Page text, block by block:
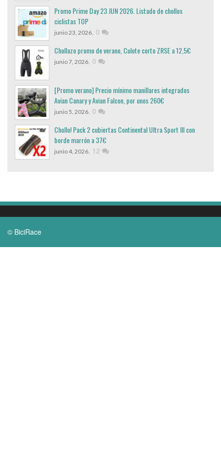
Promo Prime Day 23 JUN 2026. Listado de chollos
ciclistas TOP
junio 23, 2026 0
Chollazo promo de verano, Culote corto ZRSE a 12,5€
junio 7, 2026 0
[Promo verano] Precio mínimo manillares integrados
Avian Canary y Avian Falcon, por unos 260€
junio 5, 2026 0
Chollo! Pack 2 cubiertas Continental Ultra Sport III con
borde marrón a 37€
junio 4, 2026 12
© BiciRace